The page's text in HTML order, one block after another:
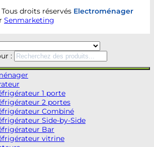
droits réservés Electroménager
Senmarketing
:
1 porte
2 portes
Combiné
Side-by-Side
Bar
vitrine